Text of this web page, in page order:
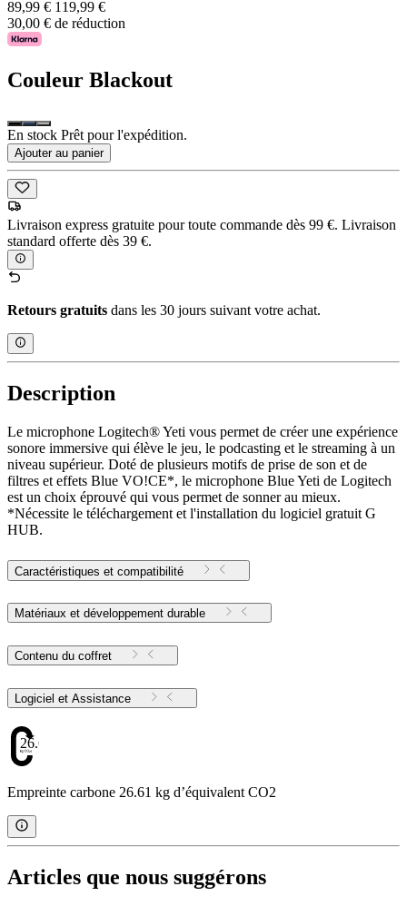
89,99 € 119,99 €
30,00 € de réduction
Couleur Blackout
En stock Prêt pour l'expédition.
Ajouter au panier
Livraison express gratuite pour toute commande dès 99 €. Livraison
standard offerte dès 39 €.
Retours gratuits dans les 30 jours suivant votre achat.
Description
Le microphone Logitech® Yeti vous permet de créer une expérience
sonore immersive qui élève le jeu, le podcasting et le streaming à un
niveau supérieur. Doté de plusieurs motifs de prise de son et de
filtres et effets Blue VO!CE*, le microphone Blue Yeti de Logitech
est un choix éprouvé qui vous permet de sonner au mieux.
*Nécessite le téléchargement et l'installation du logiciel gratuit G
HUB.
Caractéristiques et compatibilité
Matériaux et développement durable
Contenu du coffret
Logiciel et Assistance
26.61
Empreinte carbone 26.61 kg d’équivalent CO2
Articles que nous suggérons